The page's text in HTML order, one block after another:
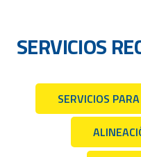
SERVICIOS
SERVICIOS